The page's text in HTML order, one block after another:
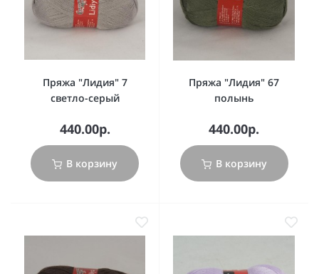
Пряжа "Лидия" 7
светло-серый
440.00р.
В корзину
Пряжа "Лидия" 67
полынь
440.00р.
В корзину